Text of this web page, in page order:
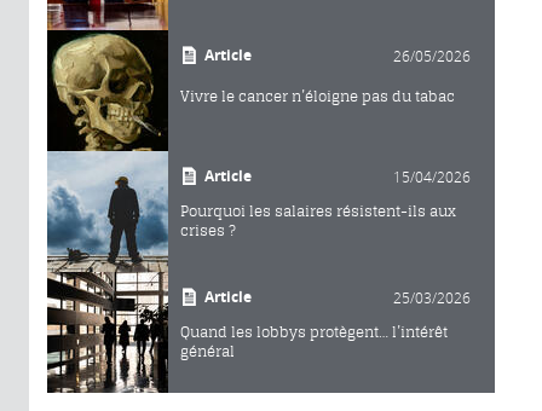
Article 26/05/2026
Vivre le cancer n’éloigne pas du tabac
Article 15/04/2026
Pourquoi les salaires résistent-ils aux
crises ?
Article 25/03/2026
Quand les lobbys protègent… l’intérêt
général